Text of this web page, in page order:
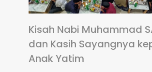
Kisah Nabi Muhammad
dan Kasih Sayangnya
Anak Yatim